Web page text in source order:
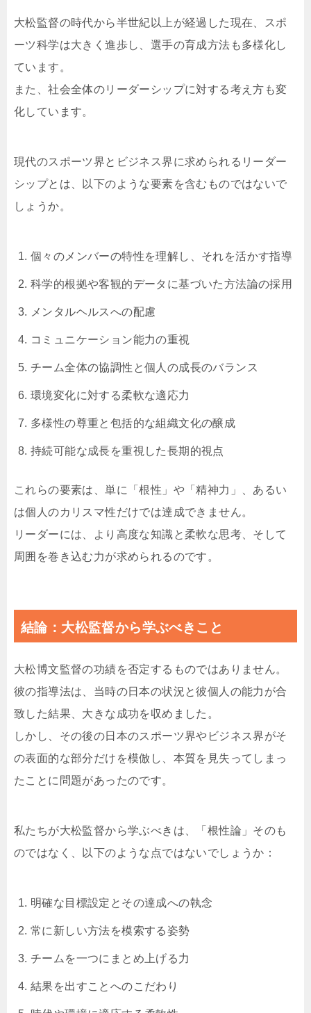
大松監督の時代から半世紀以上が経過した現在、スポ
ーツ科学は大きく進歩し、選手の育成方法も多様化し
ています。
また、社会全体のリーダーシップに対する考え方も変
化しています。
現代のスポーツ界とビジネス界に求められるリーダー
シップとは、以下のような要素を含むものではないで
しょうか。
個々のメンバーの特性を理解し、それを活かす指導
科学的根拠や客観的データに基づいた方法論の採用
メンタルヘルスへの配慮
コミュニケーション能力の重視
チーム全体の協調性と個人の成長のバランス
環境変化に対する柔軟な適応力
多様性の尊重と包括的な組織文化の醸成
持続可能な成長を重視した長期的視点
これらの要素は、単に「根性」や「精神力」、あるい
は個人のカリスマ性だけでは達成できません。
リーダーには、より高度な知識と柔軟な思考、そして
周囲を巻き込む力が求められるのです。
結論：大松監督から学ぶべきこと
大松博文監督の功績を否定するものではありません。
彼の指導法は、当時の日本の状況と彼個人の能力が合
致した結果、大きな成功を収めました。
しかし、その後の日本のスポーツ界やビジネス界がそ
の表面的な部分だけを模倣し、本質を見失ってしまっ
たことに問題があったのです。
私たちが大松監督から学ぶべきは、「根性論」そのも
のではなく、以下のような点ではないでしょうか：
明確な目標設定とその達成への執念
常に新しい方法を模索する姿勢
チームを一つにまとめ上げる力
結果を出すことへのこだわり